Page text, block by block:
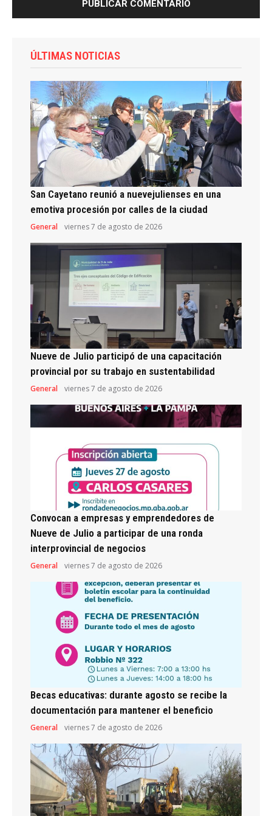
ÚLTIMAS NOTICIAS
San Cayetano reunió a nuevejulienses en una
emotiva procesión por calles de la ciudad
General viernes 7 de agosto de 2026
Nueve de Julio participó de una capacitación
provincial por su trabajo en sustentabilidad
General viernes 7 de agosto de 2026
Convocan a empresas y emprendedores de
Nueve de Julio a participar de una ronda
interprovincial de negocios
General viernes 7 de agosto de 2026
Becas educativas: durante agosto se recibe la
documentación para mantener el beneficio
General viernes 7 de agosto de 2026